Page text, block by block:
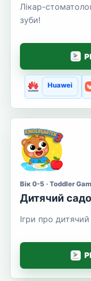
Лікар-
зуби!
Huawei
Вік 0-5 · Toddler
Дитячий
Ігри про